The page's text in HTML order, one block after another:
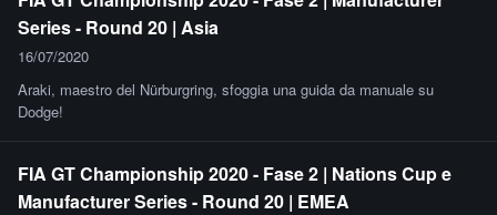
Series - Round 20 | Asia
16/07/2020
Araki, maestro del Nürburgring, sfoggia una guida da manuale su
Dodge!
FIA GT Championship 2020 - Fase 2 | Nations Cup e
Manufacturer Series - Round 20 | EMEA